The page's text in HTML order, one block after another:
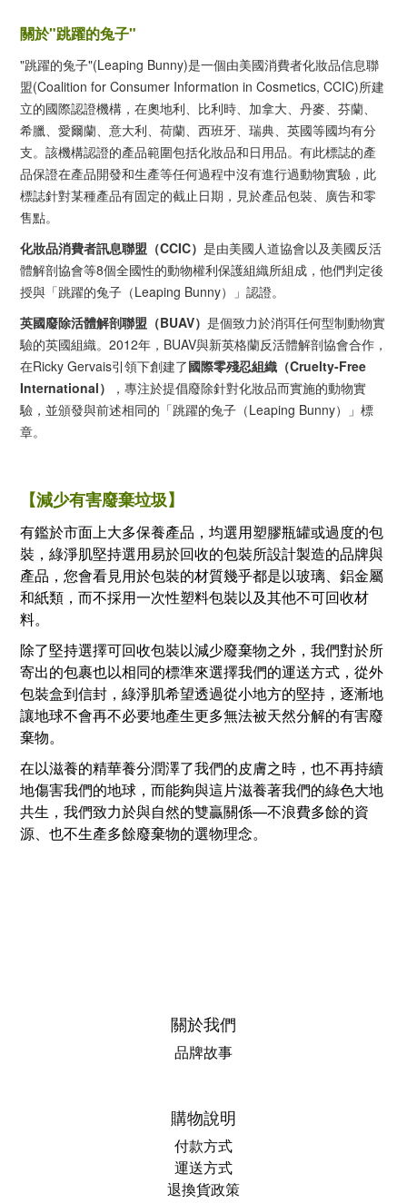
關於"跳躍的兔子"
"跳躍的兔子"(Leaping Bunny)是一個由美國消費者化妝品信息聯
盟(Coalition for Consumer Information in Cosmetics, CCIC)所建
立的國際認證機構，在奧地利、比利時、加拿大、丹麥、芬蘭、
希臘、愛爾蘭、意大利、荷蘭、西班牙、瑞典、英國等國均有分
支。該機構認證的產品範圍包括化妝品和日用品。有此標誌的產
品保證在產品開發和生產等任何過程中沒有進行過動物實驗，此
標誌針對某種產品有固定的截止日期，見於產品包裝、廣告和零
售點。
化妝品消費者訊息聯盟（CCIC） 是由美國人道協會以及美國反活
體解剖協會等8個全國性的動物權利保護組織所組成，他們判定後
授與「跳躍的兔子（Leaping Bunny）」認證。
英國廢除活體解剖聯盟（BUAV） 是個致力於消弭任何型制動物實
驗的英國組織。2012年，BUAV與新英格蘭反活體解剖協會合作，
在Ricky Gervais引領下創建了國際零殘忍組織（Cruelty-Free
International）
，專注於提倡廢除針對化妝品而實施的動物實
驗，並頒發與前述相同的「跳躍的兔子（Leaping Bunny）」標
章。
【減少有害廢棄垃圾】
有鑑於市面上大多保養產品，均選用塑膠瓶罐或過度的包
裝，綠淨肌堅持選用易於回收的包裝所設計製造的品牌與
產品，您會看見用於包裝的材質幾乎都是以玻璃、鋁金屬
和紙類，而不採用一次性塑料包裝以及其他不可回收材
料。
除了堅持選擇可回收包裝以減少廢棄物之外，我們對於所
寄出的包裹也以相同的標準來選擇我們的運送方式，從外
包裝盒到信封，綠淨肌希望透過從小地方的堅持，逐漸地
讓地球不會再不必要地產生更多無法被天然分解的有害廢
棄物。
在以滋養的精華養分潤澤了我們的皮膚之時，也不再持續
地傷害我們的地球，而能夠與這片滋養著我們的綠色大地
共生，我們致力於與自然的雙贏關係—不浪費多餘的資
源、也不生產多餘廢棄物的選物理念。
關於我們
品牌故事
購物說明
付款方式
運送方式
退換貨政策